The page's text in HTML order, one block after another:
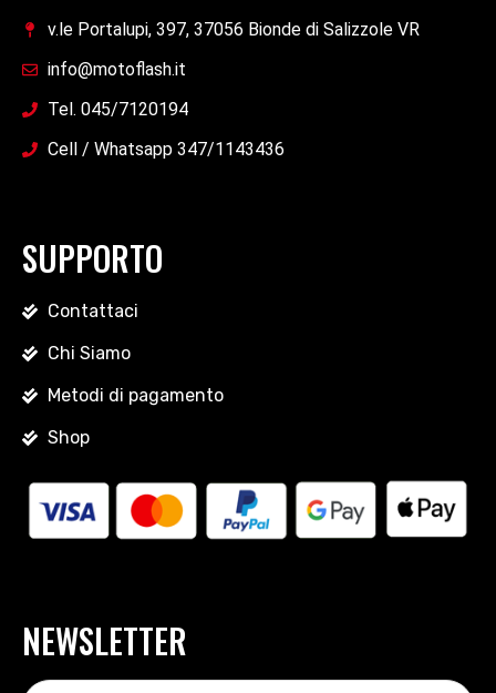
v.le Portalupi, 397, 37056 Bionde di Salizzole VR
info@motoflash.it
Tel. 045/7120194
Cell / Whatsapp 347/1143436
SUPPORTO
Contattaci
Chi Siamo
Metodi di pagamento
Shop
NEWSLETTER